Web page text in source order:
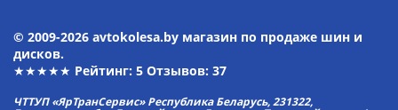
© 2009-2026 avtokolesa.by магазин по продаже шин и
дисков.
★★★★★ Рейтинг: 5 Отзывов: 37
ЧТТУП «ЯрТранСервис» Республика Беларусь, 231322,